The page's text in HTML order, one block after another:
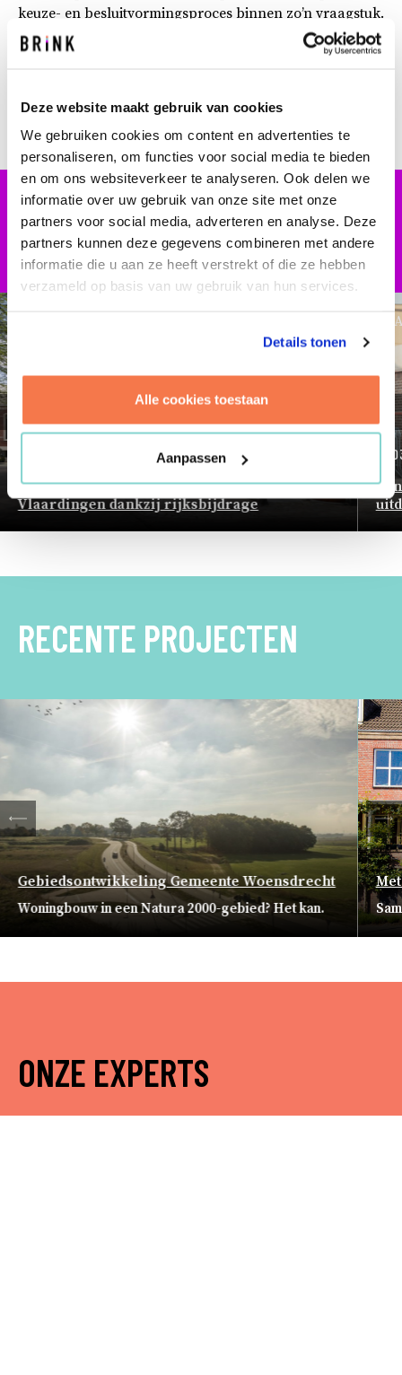
Deze website maakt gebruik van cookies
We gebruiken cookies om content en advertenties te
personaliseren, om functies voor social media te bieden
en om ons websiteverkeer te analyseren. Ook delen we
informatie over uw gebruik van onze site met onze
partners voor social media, adverteren en analyse. Deze
partners kunnen deze gegevens combineren met andere
informatie die u aan ze heeft verstrekt of die ze hebben
verzameld op basis van uw gebruik van hun services.
Details tonen
Alle cookies toestaan
Aanpassen
keuze- en besluitvormingsproces binnen zo’n vraagstuk.
Meer weten? Bekijk deze projecten eens.
meewegen in gebiedsontwikkeling
ACTUEEL
Nieuwe fase in transformatie binnenstad
Vlaardingen dankzij rijksbijdrage
RECENTE PROJECTEN
Gebiedsontwikkeling Gemeente Woensdrecht
Woningbouw in een Natura 2000-gebied? Het kan.
ONZE EXPERTS